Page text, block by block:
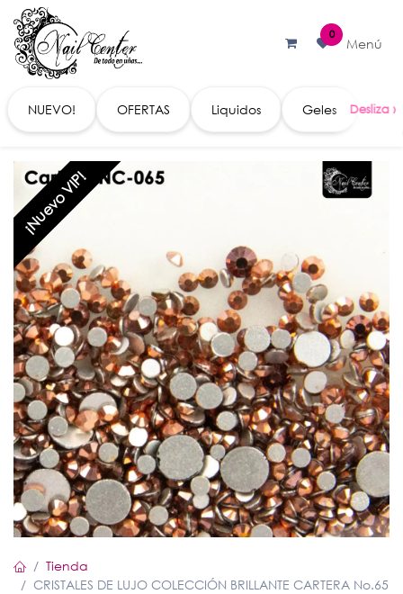
Ir al contenido
0
Menú
NUEVO! OFERTAS Liquidos Geles
¡Nuevo VIP!
Tienda
CRISTALES DE LUJO COLECCIÓN BRILLANTE CARTERA No.65